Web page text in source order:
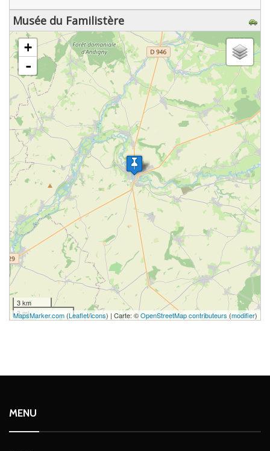
Musée du Familistère
chargement de la carte - veuillez patienter...
+
-
3 km
3 mi
MapsMarker.com (Leaflet/icons) | Carte: ©OpenStreetMap contributeurs (modifier)
MENU